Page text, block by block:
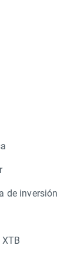
de inversión